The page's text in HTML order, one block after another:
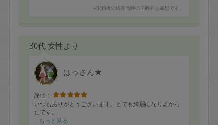
※依頼者の依頼当時の主観的な感想です。
30代 女性より
はっさん★
評価：
いつもありがとうございます。とても綺麗になりよかっ
たです。
もっと見る